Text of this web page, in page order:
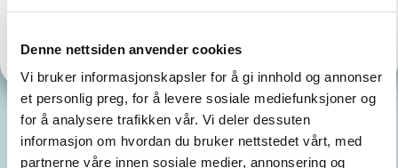
Denne nettsiden anvender cookies
Vi bruker informasjonskapsler for å gi innhold og annonser
et personlig preg, for å levere sosiale mediefunksjoner og
for å analysere trafikken vår. Vi deler dessuten
informasjon om hvordan du bruker nettstedet vårt, med
partnerne våre innen sosiale medier, annonsering og
Enoxolone